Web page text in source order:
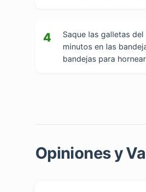
4
Saque las galletas
minutos en las
bandejas para
Opiniones y